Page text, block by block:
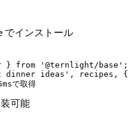
でインストール
} from '@ternlight/base';
dinner ideas', recipes,
可能